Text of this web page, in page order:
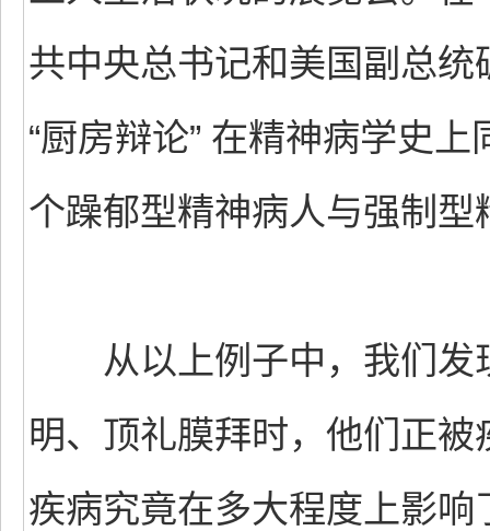
共中央总书记和美国副总
“厨房辩论” 在精神病学史
个躁郁型精神病人与强制
从以上例子中，我们发
明、顶礼膜拜时，他们正
疾病究竟在多大程度上影